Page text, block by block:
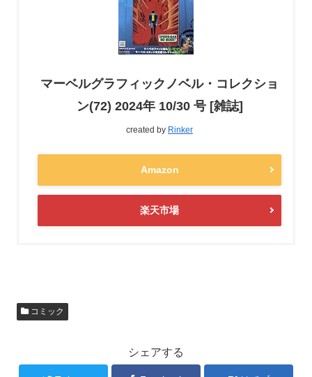
マーベルグラフィックノベル・コレクショ
ン(72) 2024年 10/30 号 [雑誌]
created by Rinker
Amazon
楽天市場
コミック
シェアする